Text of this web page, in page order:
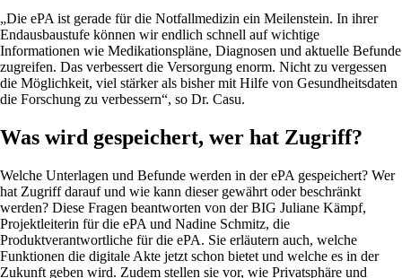
„Die ePA ist gerade für die Notfallmedizin ein Meilenstein. In ihrer
Endausbaustufe können wir endlich schnell auf wichtige
Informationen wie Medikationspläne, Diagnosen und aktuelle Befunde
zugreifen. Das verbessert die Versorgung enorm. Nicht zu vergessen
die Möglichkeit, viel stärker als bisher mit Hilfe von Gesundheitsdaten
die Forschung zu verbessern“, so Dr. Casu.
Was wird gespeichert, wer hat Zugriff?
Welche Unterlagen und Befunde werden in der ePA gespeichert? Wer
hat Zugriff darauf und wie kann dieser gewährt oder beschränkt
werden? Diese Fragen beantworten von der BIG Juliane Kämpf,
Projektleiterin für die ePA und Nadine Schmitz, die
Produktverantwortliche für die ePA. Sie erläutern auch, welche
Funktionen die digitale Akte jetzt schon bietet und welche es in der
Zukunft geben wird. Zudem stellen sie vor, wie Privatsphäre und